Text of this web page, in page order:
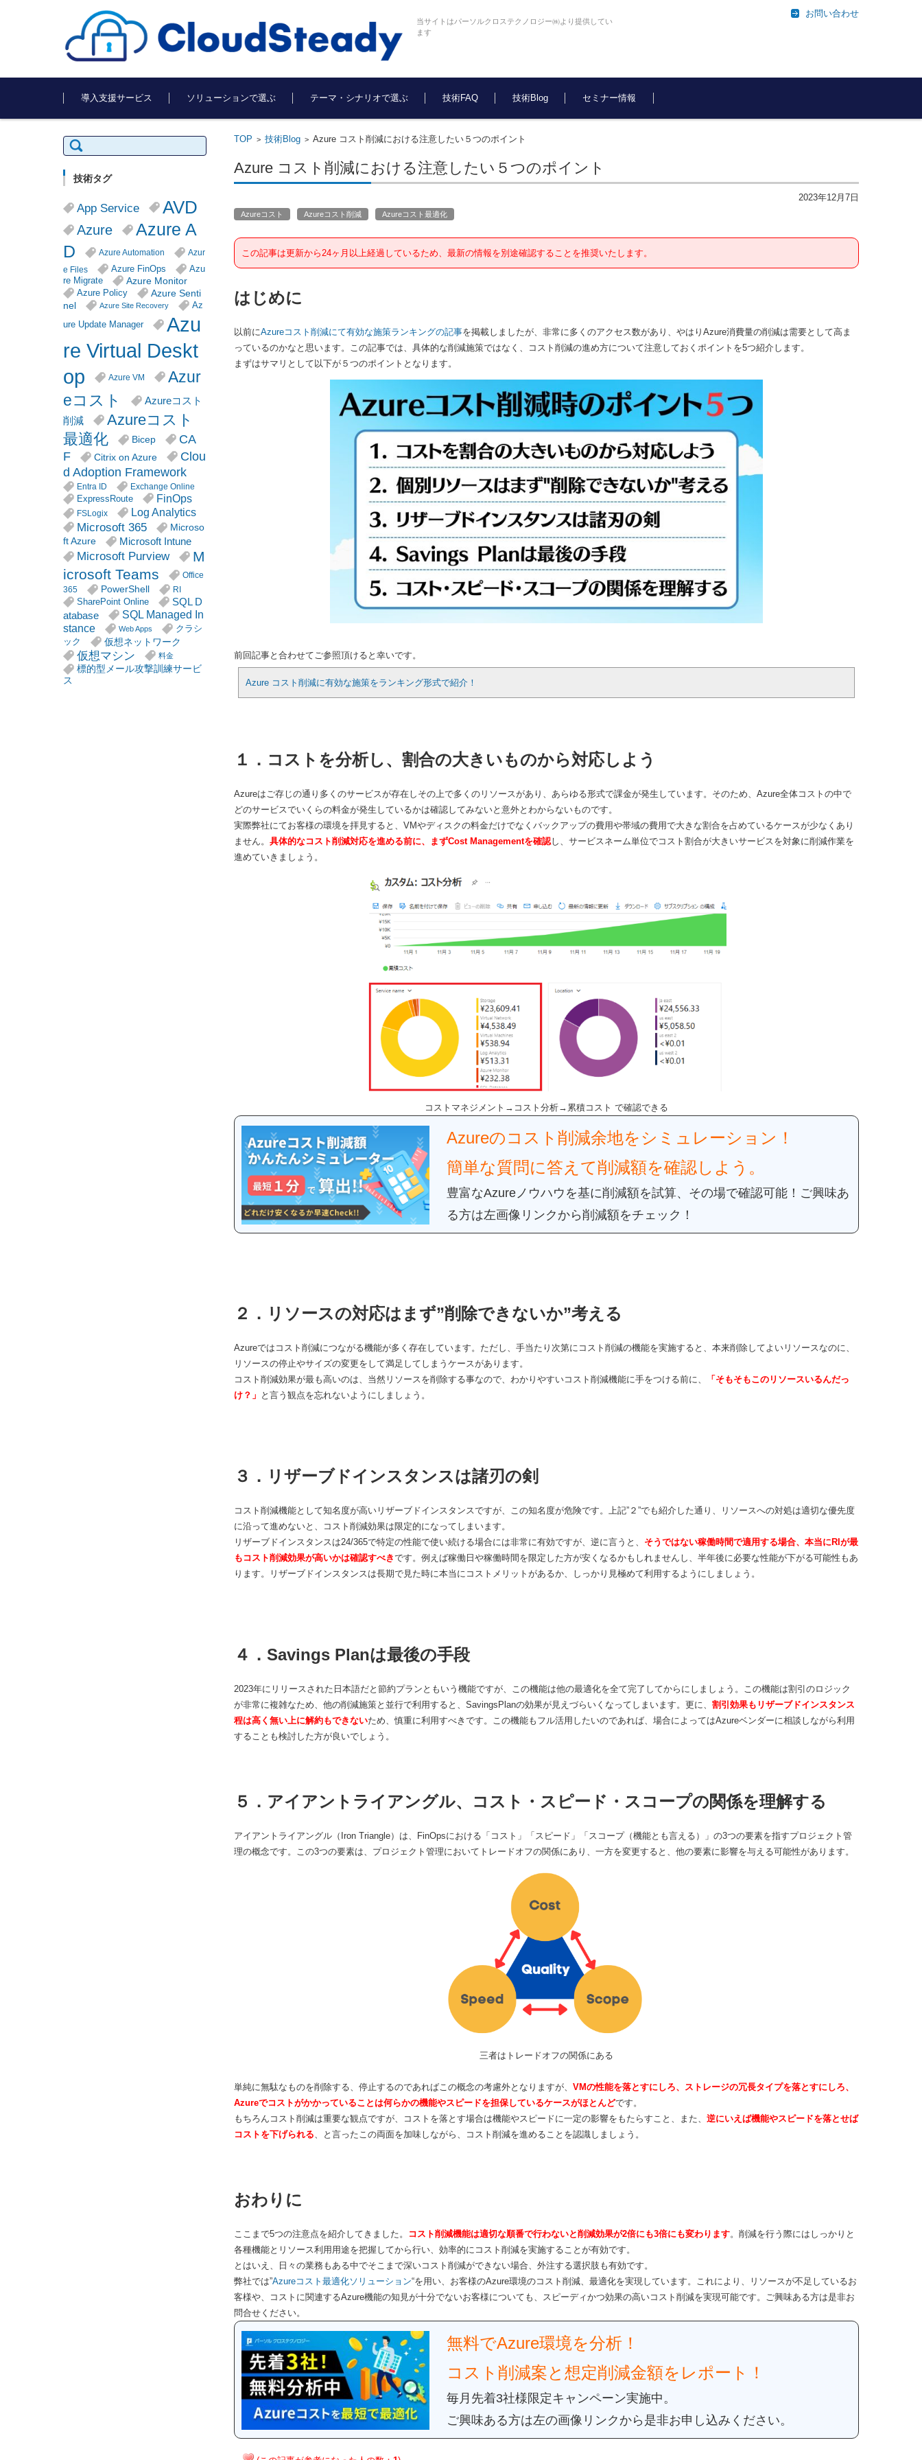
当サイトはパーソルクロステクノロジー㈱より提供してい
ます
お問い合わせ
コンテンツに移動
導入支援サービス
ソリューションで選ぶ テーマ・シナリオで選ぶ 技術FAQ 技術Blog セミナー情報
TOP > 技術Blog> Azure コスト削減における注意したい５つのポイント
Azure コスト削減における注意したい５つのポイント
2023年12月7日
Azureコスト Azureコスト削減 Azureコスト最適化
この記事は更新から24ヶ月以上経過しているため、最新の情報を別途確認することを推奨いたします。
はじめに
以前にAzureコスト削減にて有効な施策ランキングの記事を掲載しましたが、非常に多くのアクセス数があり、やはりAzure消費量の削減は需要として高ま
っているのかなと思います。この記事では、具体的な削減施策ではなく、コスト削減の進め方について注意しておくポイントを5つ紹介します。
まずはサマリとして以下が５つのポイントとなります。
前回記事と合わせてご参照頂けると幸いです。
Azure コスト削減に有効な施策をランキング形式で紹介！
１．コストを分析し、割合の大きいものから対応しよう
Azureはご存じの通り多くのサービスが存在しその上で多くのリソースがあり、あらゆる形式で課金が発生しています。そのため、Azure全体コストの中で
どのサービスでいくらの料金が発生しているかは確認してみないと意外とわからないものです。
実際弊社にてお客様の環境を拝見すると、VMやディスクの料金だけでなくバックアップの費用や帯域の費用で大きな割合を占めているケースが少なくあり
ません。 具体的なコスト削減対応を進める前に、まずCost Managementを確認し、サービスネーム単位でコスト割合が大きいサービスを対象に削減作業を
進めていきましょう。
コストマネジメント→コスト分析→累積コスト で確認できる
Azureのコスト削減余地をシミュレーション！
簡単な質問に答えて削減額を確認しよう。
豊富なAzureノウハウを基に削減額を試算、その場で確認可能！ ご興味あ
る方は左画像リンクから削減額をチェック！
２．リソースの対応はまず”削除できないか”考える
Azureではコスト削減につながる機能が多く存在しています。ただし、手当たり次第にコスト削減の機能を実施すると、本来削除してよいリソースなのに、
リソースの停止やサイズの変更をして満足してしまうケースがあります。
コスト削減効果が最も高いのは、当然リソースを削除する事なので、わかりやすいコスト削減機能に手をつける前に、
「そもそもこのリソースいるんだっ
け？」 と言う観点を忘れないようにしましょう。
３．リザーブドインスタンスは諸刃の剣
コスト削減機能として知名度が高いリザーブドインスタンスですが、この知名度が危険です。上記”２”でも紹介した通り、リソースへの対処は適切な優先度
に沿って進めないと、コスト削減効果は限定的になってしまいます。
リザーブドインスタンスは24/365で特定の性能で使い続ける場合には非常に有効ですが、逆に言うと、 そうではない稼働時間で適用する場合、本当にRIが最
もコスト削減効果が高いかは確認すべきです。例えば稼働日や稼働時間を限定した方が安くなるかもしれませんし、半年後に必要な性能が下がる可能性もあ
ります。リザーブドインスタンスは長期で見た時に本当にコストメリットがあるか、しっかり見極めて利用するようにしましょう。
４．Savings Planは最後の手段
2023年にリリースされた日本語だと節約プランともいう機能ですが、この機能は他の最適化を全て完了してからにしましょう。この機能は割引のロジック
が非常に複雑なため、他の削減施策と並行で利用すると、SavingsPlanの効果が見えづらいくなってしまいます。更に、 割引効果もリザーブドインスタンス
程は高く無い上に解約もできないため、慎重に利用すべきです。この機能もフル活用したいのであれば、場合によってはAzureベンダーに相談しながら利用
することも検討した方が良いでしょう。
５．アイアントライアングル、コスト・スピード・スコープの関係を理解する
アイアントライアングル（Iron Triangle）は、FinOpsにおける「コスト」「スピード」「スコープ（機能とも言える）」の3つの要素を指すプロジェクト管
理の概念です。この3つの要素は、プロジェクト管理においてトレードオフの関係にあり、一方を変更すると、他の要素に影響を与える可能性があります。
三者はトレードオフの関係にある
単純に無駄なものを削除する、停止するのであればこの概念の考慮外となりますが、 VMの性能を落とすにしろ、ストレージの冗長タイプを落とすにしろ、
Azureでコストがかかっていることは何らかの機能やスピードを担保しているケースがほとんどです。
もちろんコスト削減は重要な観点ですが、コストを落とす場合は機能やスピードに一定の影響をもたらすこと、また、 逆にいえば機能やスピードを落とせば
コストを下げられる、と言ったこの両面を加味しながら、コスト削減を進めることを認識しましょう。
おわりに
ここまで5つの注意点を紹介してきました。 コスト削減機能は適切な順番で行わないと削減効果が2倍にも3倍にも変わります。削減を行う際にはしっかりと
各種機能とリソース利用用途を把握してから行い、効率的にコスト削減を実施することが有効です。
とはいえ、日々の業務もある中でそこまで深いコスト削減ができない場合、外注する選択肢も有効です。
弊社では”Azureコスト最適化ソリューション“を用い、お客様のAzure環境のコスト削減、最適化を実現しています。これにより、リソースが不足しているお
客様や、コストに関連するAzure機能の知見が十分でないお客様についても、スピーディかつ効果の高いコスト削減を実現可能です。ご興味ある方は是非お
問合せください。
無料でAzure環境を分析！
コスト削減案と想定削減金額をレポート！
毎月先着3社様限定キャンペーン実施中。
ご興味ある方は左の画像リンクから是非お申し込みください。
検
索:
技術タグ
App Service AVD
Azure
Azure A
D
Azure Automation
Azur
e Files
Azure FinOps
Azu
re Migrate
Azure Monitor
Azure Policy
Azure Senti
nel
Azure Site Recovery
Az
ure Update Manager
Azu
re Virtual Deskt
op
Azure VM
Azur
eコスト
Azureコスト
削減
Azureコスト
最適化
Bicep
CA
F
Citrix on Azure
Clou
d Adoption Framework
Entra ID Exchange Online
ExpressRoute FinOps
FSLogix Log Analytics
Microsoft 365
Microso
ft Azure
Microsoft Intune
Microsoft Purview
M
icrosoft Teams
Office
365
PowerShell RI
SharePoint Online
SQL D
atabase
SQL Managed In
stance
Web Apps
クラシ
ック
仮想ネットワーク
仮想マシン 料金
標的型メール攻撃訓練サービ
ス